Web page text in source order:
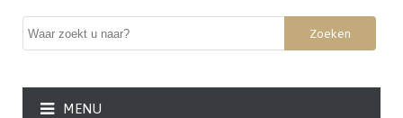
Zoeken
MENU